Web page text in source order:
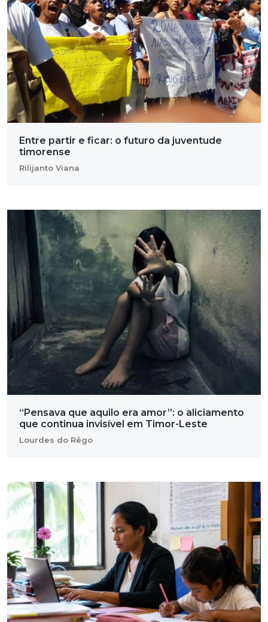
Entre partir e ficar: o futuro da juventude
timorense
Rilijanto Viana
“Pensava que aquilo era amor”: o aliciamento
que continua invisível em Timor-Leste
Lourdes do Rêgo